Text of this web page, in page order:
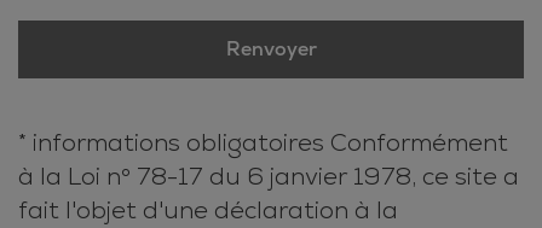
* informations obligatoires Conformément
à la Loi n° 78-17 du 6 janvier 1978, ce site a
fait l'objet d'une déclaration à la